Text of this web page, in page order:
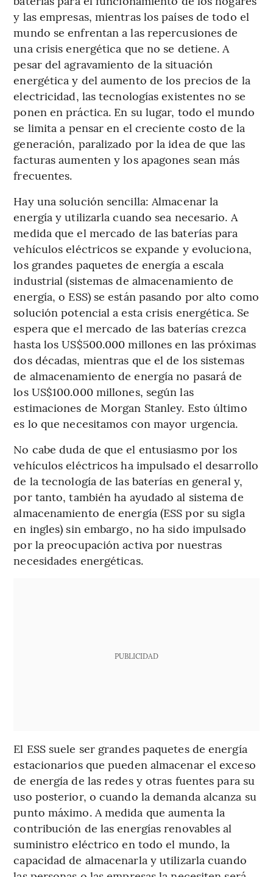
y las empresas, mientras los países de todo el
mundo se enfrentan a las repercusiones de
una crisis energética que no se detiene. A
pesar del agravamiento de la situación
energética y del aumento de los precios de la
electricidad, las tecnologías existentes no se
ponen en práctica. En su lugar, todo el mundo
se limita a pensar en el creciente costo de la
generación, paralizado por la idea de que las
facturas aumenten y los apagones sean más
frecuentes.
Hay una solución sencilla: Almacenar la
energía y utilizarla cuando sea necesario. A
medida que el mercado de las baterías para
vehículos eléctricos se expande y evoluciona,
los grandes paquetes de energía a escala
industrial (sistemas de almacenamiento de
energía, o ESS) se están pasando por alto como
solución potencial a esta crisis energética. Se
espera que el mercado de las baterías crezca
hasta los US$500.000 millones en las próximas
dos décadas, mientras que el de los sistemas
de almacenamiento de energía no pasará de
los US$100.000 millones, según las
estimaciones de Morgan Stanley. Esto último
es lo que necesitamos con mayor urgencia.
No cabe duda de que el entusiasmo por los
vehículos eléctricos ha impulsado el desarrollo
de la tecnología de las baterías en general y,
por tanto, también ha ayudado al sistema de
almacenamiento de energía (ESS por su sigla
en ingles) sin embargo, no ha sido impulsado
por la preocupación activa por nuestras
necesidades energéticas.
PUBLICIDAD
El ESS suele ser grandes paquetes de energía
estacionarios que pueden almacenar el exceso
de energía de las redes y otras fuentes para su
uso posterior, o cuando la demanda alcanza su
punto máximo. A medida que aumenta la
contribución de las energías renovables al
suministro eléctrico en todo el mundo, la
capacidad de almacenarla y utilizarla cuando